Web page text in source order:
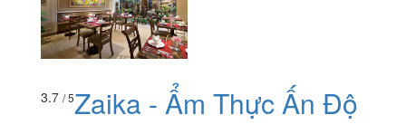
3.7 / 5Zaika - Ẩm Thực Ấn Độ